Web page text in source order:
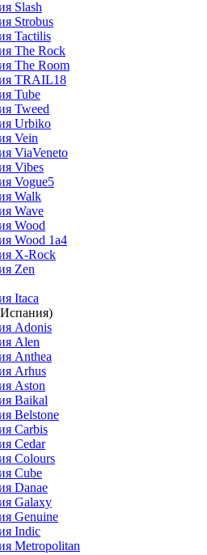
Slash
Strobus
Tactilis
The Rock
The Room
TRAIL18
Tube
Tweed
Urbiko
Vein
ViaVeneto
Vibes
Vogue5
Walk
Wave
Wood
Wood 1a4
X-Rock
Zen
Itaca
Adonis
Alen
Anthea
Arhus
Aston
Baikal
Belstone
Carbis
Cedar
Colours
Cube
Danae
Galaxy
Genuine
Indic
Metropolitan